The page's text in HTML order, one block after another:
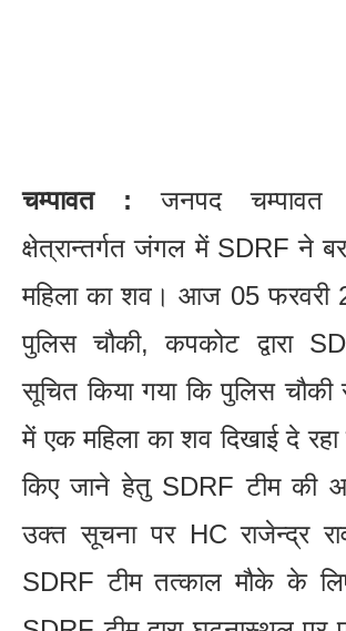
चम्पावत : जनपद
क्षेत्रान्तर्गत जंगल में SDRF ने
महिला का शव। आज 05 फरवरी
पुलिस चौकी, कपकोट द्वारा
सूचित किया गया कि पुलिस
में एक महिला का शव दिखाई दे
किए जाने हेतु SDRF टीम की
उक्त सूचना पर HC राजेन्द्र
SDRF टीम तत्काल मौके के